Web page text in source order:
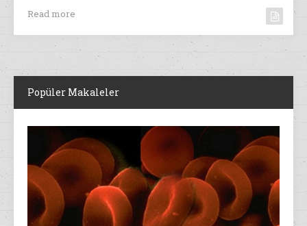
Read more
Popüler Makaleler